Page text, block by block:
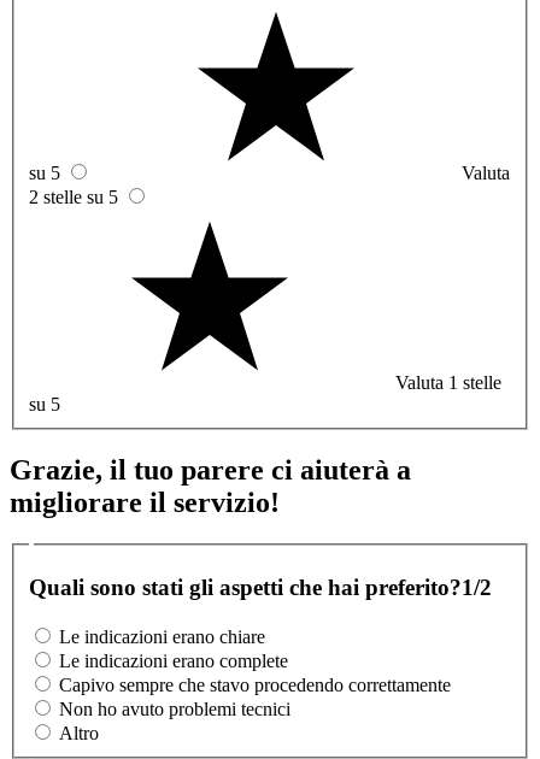
su 5
Valuta
2 stelle su 5
Valuta 1 stelle
su 5
Grazie, il tuo parere ci aiuterà a
migliorare il servizio!
Quali sono stati gli aspetti che hai preferito?1/2
Le indicazioni erano chiare
Le indicazioni erano complete
Capivo sempre che stavo procedendo correttamente
Non ho avuto problemi tecnici
Altro